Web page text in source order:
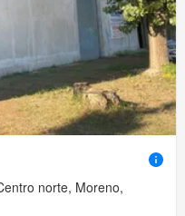
norte, Moreno,